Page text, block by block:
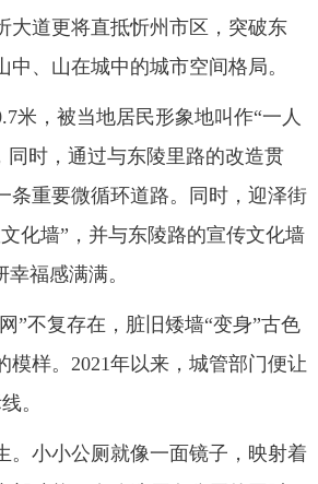
大道更将直抵忻州市区，突破东
、山在城中的城市空间格局。
，被当地居民形象地叫作“一人
同时，通过与东陵里路的改造贯
条重要微循环道路。同时，迎泽街
化墙”，并与东陵路的宣传文化墙
福感满满。
不复存在，脏旧矮墙“变身”古色
样。2021年以来，城管部门便让
。
小小公厕就像一面镜子，映射着